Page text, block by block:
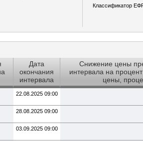
Классификатор
Дата
окончания
интервала
Снижение цены
интервала на
цены,
22.08.2025 09:00
28.08.2025 09:00
03.09.2025 09:00